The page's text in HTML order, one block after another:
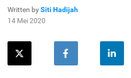
Written bySiti Hadijah
14 Mei 2020